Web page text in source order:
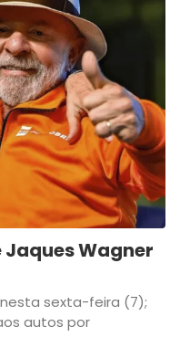
Jaques Wagner
sexta-feira (7);
autos por